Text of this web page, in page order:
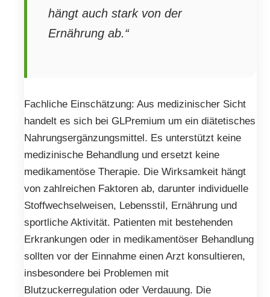
hängt auch stark von der
Ernährung ab.“
Fachliche Einschätzung: Aus medizinischer Sicht
handelt es sich bei GLPremium um ein diätetisches
Nahrungsergänzungsmittel. Es unterstützt keine
medizinische Behandlung und ersetzt keine
medikamentöse Therapie. Die Wirksamkeit hängt
von zahlreichen Faktoren ab, darunter individuelle
Stoffwechselweisen, Lebensstil, Ernährung und
sportliche Aktivität. Patienten mit bestehenden
Erkrankungen oder in medikamentöser Behandlung
sollten vor der Einnahme einen Arzt konsultieren,
insbesondere bei Problemen mit
Blutzuckerregulation oder Verdauung. Die